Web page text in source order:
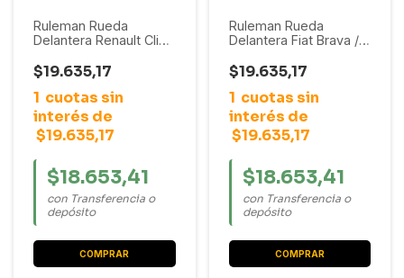
Ruleman Rueda
Delantera Renault Clio /
Laguna / Logan / R19 /
R9 / Sandero / Twingo
/ Scenic / Symbol
$19.635,17
1 cuotas sin
interés de
$19.635,17
$18.653,41
con Transferencia o
depósito
Ruleman Rueda
Delantera Fiat Brava /
/ Idea / Linea / Marea /
Punto
$19.635,17
1 cuotas sin
interés de
$19.635,17
$18.653,41
con Transferencia o
depósito